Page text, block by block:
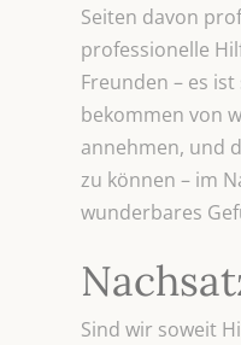
Seiten davon
professionelle
Freunden – es
bekommen von
annehmen, und
zu können – im
wunderbares
Sind wir soweit